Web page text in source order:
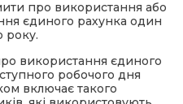
про використання або
єдиного рахунка один
року.
використання єдиного
робочого дня
включає такого